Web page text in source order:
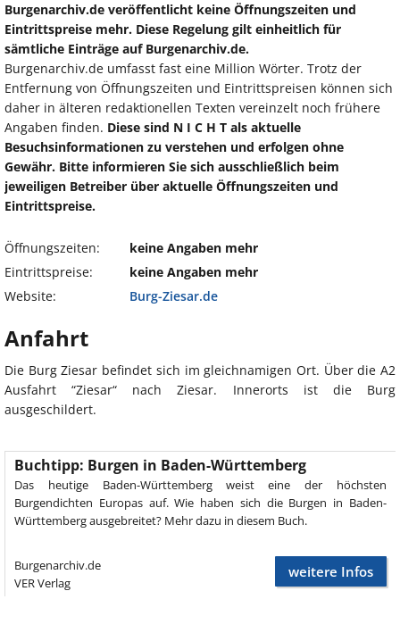
Burgenarchiv.de veröffentlicht keine Öffnungszeiten und
Eintrittspreise mehr. Diese Regelung gilt einheitlich für
sämtliche Einträge auf Burgenarchiv.de.
Burgenarchiv.de umfasst fast eine Million Wörter. Trotz der
Entfernung von Öffnungszeiten und Eintrittspreisen können sich
daher in älteren redaktionellen Texten vereinzelt noch frühere
Angaben finden. Diese sind N I C H T als aktuelle
Besuchsinformationen zu verstehen und erfolgen ohne
Gewähr. Bitte informieren Sie sich ausschließlich beim
jeweiligen Betreiber über aktuelle Öffnungszeiten und
Eintrittspreise.
Öffnungszeiten:
keine Angaben mehr
Eintrittspreise:
keine Angaben mehr
Website:
Burg-Ziesar.de
Anfahrt
Die Burg Ziesar befindet sich im gleichnamigen Ort. Über die A2
Ausfahrt “Ziesar“ nach Ziesar. Innerorts ist die Burg
ausgeschildert.
Buchtipp: Burgen in Baden-Württemberg
Das heutige Baden-Württemberg weist eine der höchsten
Burgendichten Europas auf. Wie haben sich die Burgen in Baden-
Württemberg ausgebreitet? Mehr dazu in diesem Buch.
Burgenarchiv.de
VER Verlag
weitere Infos